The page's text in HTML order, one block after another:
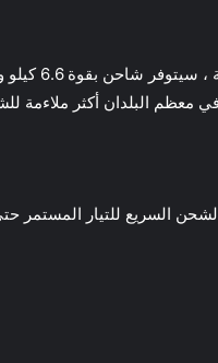
معظم البلدان أكثر ملاءمة للشحن
المستمر حتى 80٪ من حالة الشحن حوالي 30 دقيقة (باستخدام شاحن بقوة 150 كيلو